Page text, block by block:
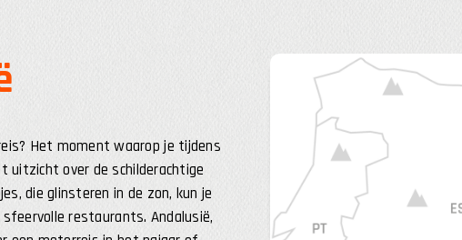
Het moment waarop je tijdens
uitzicht over de schilderachtige
die glinsteren in de zon, kun je
restaurants. Andalusië,